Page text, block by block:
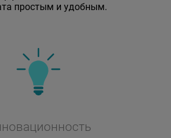
простым и удобным.